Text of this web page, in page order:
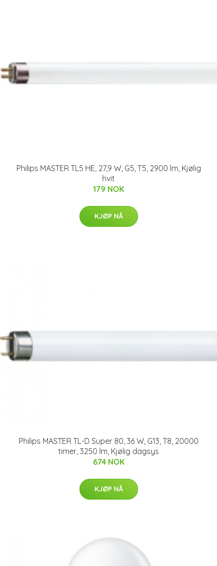
Philips MASTER TL5 HE, 27,9 W, G5, T5, 2900 lm, Kjølig
hvit
179 NOK
KJØP NÅ
Philips MASTER TL-D Super 80, 36 W, G13, T8, 20000
timer, 3250 lm, Kjølig dagsys
674 NOK
KJØP NÅ